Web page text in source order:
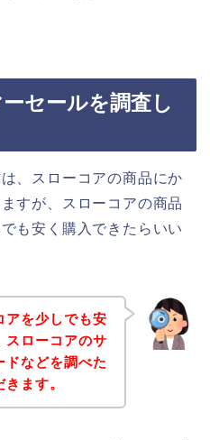
セールを調査し
、スローコアの商品にか
すが、スローコアの商品
も安く購入できたらいい
アを少しでも安
スローコアのサ
ドなどを調べた
ます。